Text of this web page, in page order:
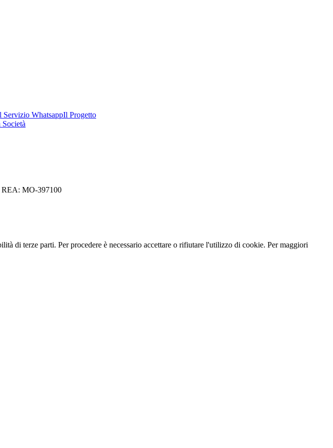
Servizio WhatsappIl Progetto
Società
MO-397100
di terze parti. Per procedere è necessario accettare o rifiutare l'utilizzo di cookie. Per maggiori